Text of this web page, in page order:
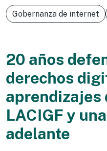
Gobernanza de internet
20 años
derechos
aprendizajes
LACIGF y
adelante